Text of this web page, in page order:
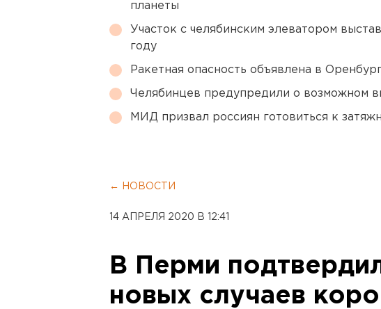
планеты
Участок с челябинским элеватором
году
Ракетная опасность объявлена в
Челябинцев предупредили о возможном
МИД призвал россиян готовиться к
← НОВОСТИ
14 АПРЕЛЯ 2020 В 12:41
В Перми
новых случаев